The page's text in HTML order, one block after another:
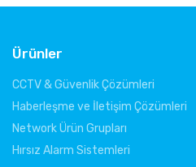
Ürünler
CCTV & Güvenlik Çözümleri
Haberleşme ve İletişim Çözümleri
Network Ürün Grupları
Hırsız Alarm Sistemleri